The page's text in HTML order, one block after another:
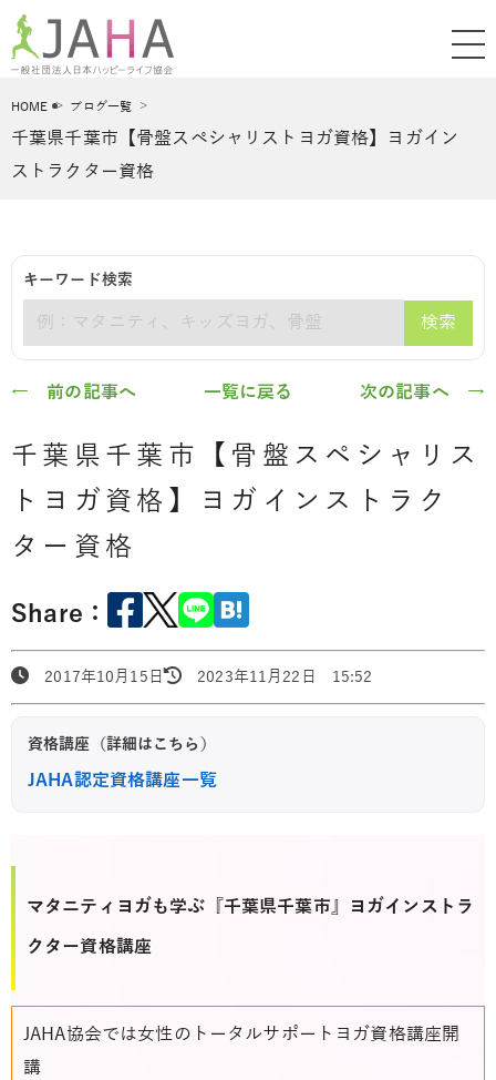
HOME ブログ一覧
千葉県千葉市【骨盤スペシャリストヨガ資格】ヨガイン
ストラクター資格
キーワード検索
検索
← 前の記事へ 一覧に戻る 次の記事へ →
千葉県千葉市【骨盤スペシャリス
トヨガ資格】ヨガインストラク
ター資格
Share：
2017年10月15日 2023年11月22日 15:52
資格講座（詳細はこちら）
JAHA認定資格講座一覧
マタニティヨガも学ぶ『千葉県千葉市』ヨガインストラ
クター資格講座
JAHA協会では女性のトータルサポートヨガ資格講座開
講